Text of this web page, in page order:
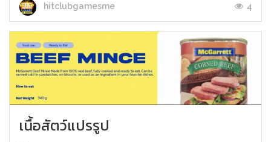
hitclubgamesme 4
เนื้อสัตว์แปรรูป